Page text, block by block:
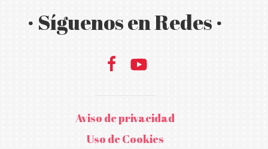
· Síguenos en Redes ·
Aviso de privacidad
Uso de Cookies